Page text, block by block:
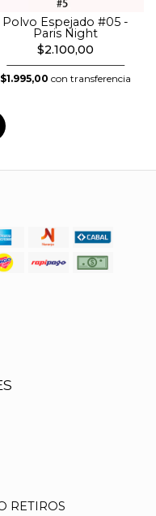
Polvo Espejado #05 -
Paris Night
$2.100,00
$1.995,00 con transferencia
RETIROS